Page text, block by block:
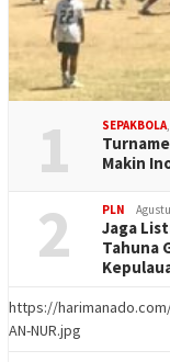
1 SEPAKBOLA,
Makin
2 PLN
Jaga
Tahuna
https://
AN-NUR.jpg